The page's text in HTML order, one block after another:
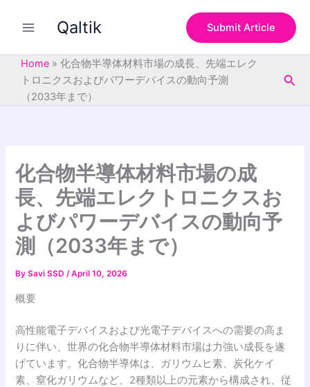
Qaltik Submit Article
Home » 化合物半導体材料市場の成長、先端エレク
トロニクスおよびパワーデバイスの動向予測
（2033年まで）
化合物半導体材料市場の成
長、先端エレクトロニクスお
よびパワーデバイスの動向予
測（2033年まで）
BySavi SSD/April 10, 2026
概要
高性能電子デバイスおよび光電子デバイスへの需要の高ま
りに伴い、世界の化合物半導体材料市場は力強い成長を遂
げています。化合物半導体は、ガリウムヒ素、炭化ケイ
素、窒化ガリウムなど、2種類以上の元素から構成され、従